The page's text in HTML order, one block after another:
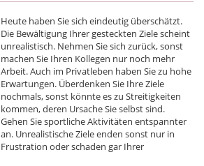
Heute haben Sie sich eindeutig überschätzt.
Die Bewältigung Ihrer gesteckten Ziele scheint
unrealistisch. Nehmen Sie sich zurück, sonst
machen Sie Ihren Kollegen nur noch mehr
Arbeit. Auch im Privatleben haben Sie zu hohe
Erwartungen. Überdenken Sie Ihre Ziele
nochmals, sonst könnte es zu Streitigkeiten
kommen, deren Ursache Sie selbst sind.
Gehen Sie sportliche Aktivitäten entspannter
an. Unrealistische Ziele enden sonst nur in
Frustration oder schaden gar Ihrer